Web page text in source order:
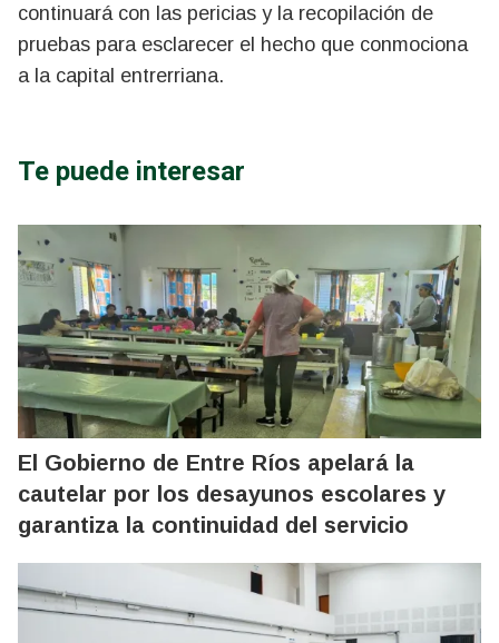
continuará con las pericias y la recopilación de
pruebas para esclarecer el hecho que conmociona
a la capital entrerriana.
Te puede interesar
El Gobierno de Entre Ríos apelará la
cautelar por los desayunos escolares y
garantiza la continuidad del servicio